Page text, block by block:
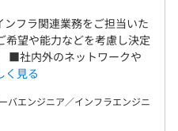
フラ関連業務をご担当いた
希望や能力などを考慮し決定
■社内外のネットワークや
く見る
バエンジニア／インフラエンジニ